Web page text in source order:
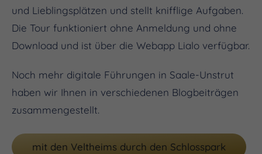
und Lieblingsplätzen und stellt knifflige Aufgaben.
Die Tour funktioniert ohne Anmeldung und ohne
Download und ist über die Webapp Lialo verfügbar.
Noch mehr digitale Führungen in Saale-Unstrut
haben wir Ihnen in verschiedenen Blogbeiträgen
zusammengestellt.
mit den Veltheims durch den Schlosspark